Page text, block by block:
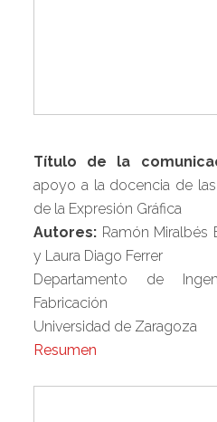
Título de la
apoyo a la docencia de
de la Expresión Gráfica
Autores: Ramón Miralbés
y Laura Diago Ferrer
Departamento de
Fabricación
Universidad de Zaragoza
Resumen